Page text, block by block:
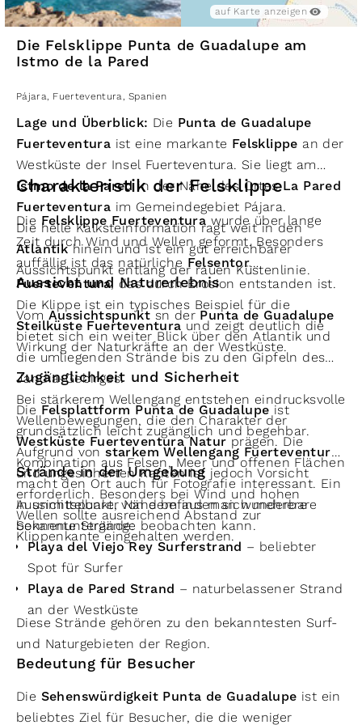
Baumwipfel des Kiefernwaldes der Corona Forestal
auf Karte anzeigen
Die Felsklippe Punta de Guadalupe am
Istmo de la Pared
Pájara, Fuerteventura, Spanien
Lage und Überblick: Die Punta de Guadalupe
Fuerteventura ist eine markante Felsklippe an der
Westküste der Insel Fuerteventura. Sie liegt am
Istmo de la Paredin der Nähe des OrtesLa Pared
Fuerteventura im Gemeindegebiet Pájara.
Die helle Kalksteinformation ragt weit in den
Atlantikhinein und ist ein gut erreichbarer
Aussichtspunkt entlang der rauen Küstenlinie.
Charakteristik der Felsklippe
Die Felsklippe Fuerteventura wurde über lange
Zeit durch Wind und Wellen geformt. Besonders
auffällig ist das natürliche Felsentor
Fuerteventura, das durch Erosion entstanden ist.
Die Klippe ist ein typisches Beispiel für die
Steilküste Fuerteventura und zeigt deutlich die
Wirkung der Naturkräfte an der Westküste.
Aussicht und Naturerlebnis
Vom Aussichtspunkt sn der Punta de Guadalupe
bietet sich ein weiter Blick über den Atlantik und
die umliegenden Strände bis zu den Gipfeln des
Jandía-Gebirges.
Bei stärkerem Wellengang entstehen eindrucksvolle
Wellenbewegungen, die den Charakter der
Westküste Fuerteventura Natur prägen. Die
Kombination aus Felsen, Meer und offenen Flächen
macht den Ort auch für Fotografie interessant. Ein
Aussichtspunkt, von dem aus man wunderbare
Sonnenuntergänge beobachten kann.
Zugänglichkeit und Sicherheit
Die Felsplattform Punta de Guadalupe ist
grundsätzlich leicht zugänglich und begehbar.
Aufgrund vonstarkem Wellengang Fuerteventura
und ungesicherten Kanten ist jedoch Vorsicht
erforderlich. Besonders bei Wind und hohen
Wellen sollte ausreichend Abstand zur
Klippenkante eingehalten werden.
Strände in der Umgebung
In unmittelbarer Nähe befinden sich mehrere
bekannte Strände:
Playa del Viejo Rey Surferstrand – beliebter
Spot für Surfer
Playa de Pared Strand – naturbelassener Strand
an der Westküste
Diese Strände gehören zu den bekanntesten Surf-
und Naturgebieten der Region.
Bedeutung für Besucher
Die Sehenswürdigkeit Punta de Guadalupe ist ein
beliebtes Ziel für Besucher, die die weniger